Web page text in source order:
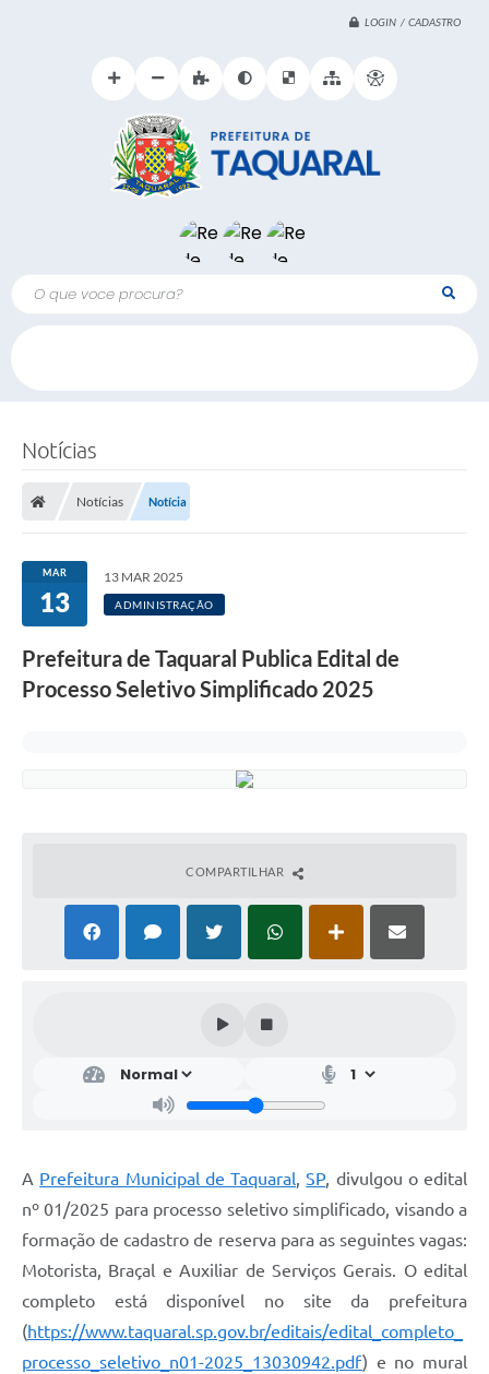
LOGIN / CADASTRO
O que voce procura?
Notícias
Notícias Notícia
MAR
13
13 MAR 2025
ADMINISTRAÇÃO
Prefeitura de Taquaral Publica Edital de
Processo Seletivo Simplificado 2025
COMPARTILHAR
A Prefeitura Municipal de Taquaral,SP, divulgou o edital
nº 01/2025 para processo seletivo simplificado, visando a
formação de cadastro de reserva para as seguintes vagas:
Motorista, Braçal e Auxiliar de Serviços Gerais. O edital
completo está disponível no site da prefeitura
(https://www.taquaral.sp.gov.br/editais/edital_completo_
processo_seletivo_n01-2025_13030942.pdf) e no mural